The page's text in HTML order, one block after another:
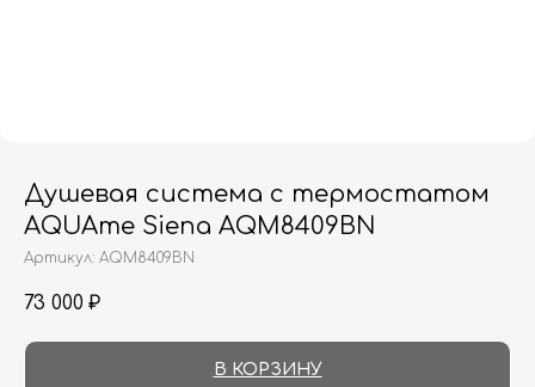
Душевая система с термостатом
AQUAme Siena AQM8409BN
Артикул: AQM8409BN
73 000 ₽
В КОРЗИНУ